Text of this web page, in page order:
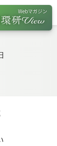
内検索
Webマガジン
（別ウインドウ